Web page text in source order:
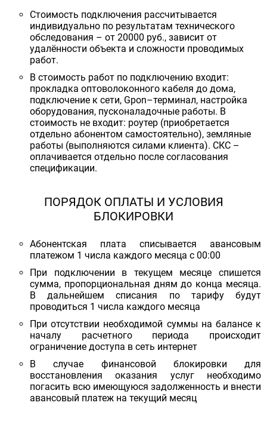
Стоимость подключения рассчитывается
индивидуально по результатам технического
обследования – от 20000 руб., зависит от
удалённости объекта и сложности проводимых
работ.
В стоимость работ по подключению входит:
прокладка оптоволоконного кабеля до дома,
подключение к сети, Gpon–терминал, настройка
оборудования, пусконаладочные работы. В
стоимость не входит: роутер (приобретается
отдельно абонентом самостоятельно), земляные
работы (выполняются силами клиента). СКС –
оплачивается отдельно после согласования
спецификации.
ПОРЯДОК ОПЛАТЫ И УСЛОВИЯ
БЛОКИРОВКИ
Абонентская плата списывается авансовым
платежом 1 числа каждого месяца с 00:00
При подключении в текущем месяце спишется
сумма, пропорциональная дням до конца месяца.
В дальнейшем списания по тарифу будут
проводиться 1 числа каждого месяца
При отсутствии необходимой суммы на балансе к
началу расчетного периода происходит
ограничение доступа в сеть интернет
В случае финансовой блокировки для
восстановления оказания услуг необходимо
погасить всю имеющуюся задолженность и внести
авансовый платеж на текущий месяц